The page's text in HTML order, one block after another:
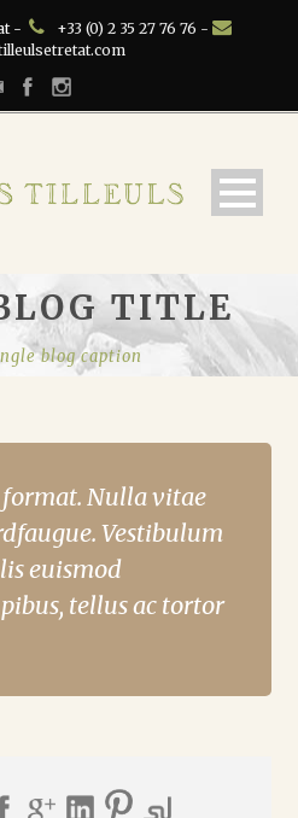
-
+33 (0) 2 35 27 76 76 -
TITLE
blog caption
format. Nulla vitae
Vestibulum
euismod
tellus ac tortor